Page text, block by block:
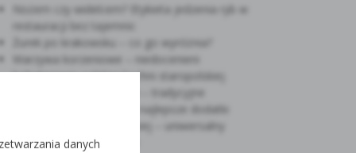
Nożem czy widelcem? Etykieta jedzenia ryb w
restauracji bez tajemnic
Żurek po krakowsku – co go wyróżnia?
Warzywa korzeniowe – niedocenieni
bohaterowie polskiej kuchni staropolskiej
Kaczka w polskiej kuchni – tradycyjne
sposoby przyrządzania i najlepsze dodatki
Ziemniaki w kuchni polskiej – uniwersalny
dodatek do naszych dań
danych